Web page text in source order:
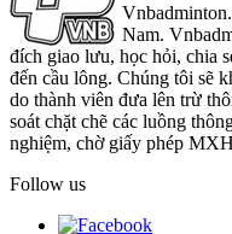
Nam.
đích giao lưu, học hỏi, chia
đến cầu lông. Chúng tôi sẽ
do thành viên đưa lên trừ
soát chặt chẽ các luồng
nghiệm, chờ giấy phép
Follow us